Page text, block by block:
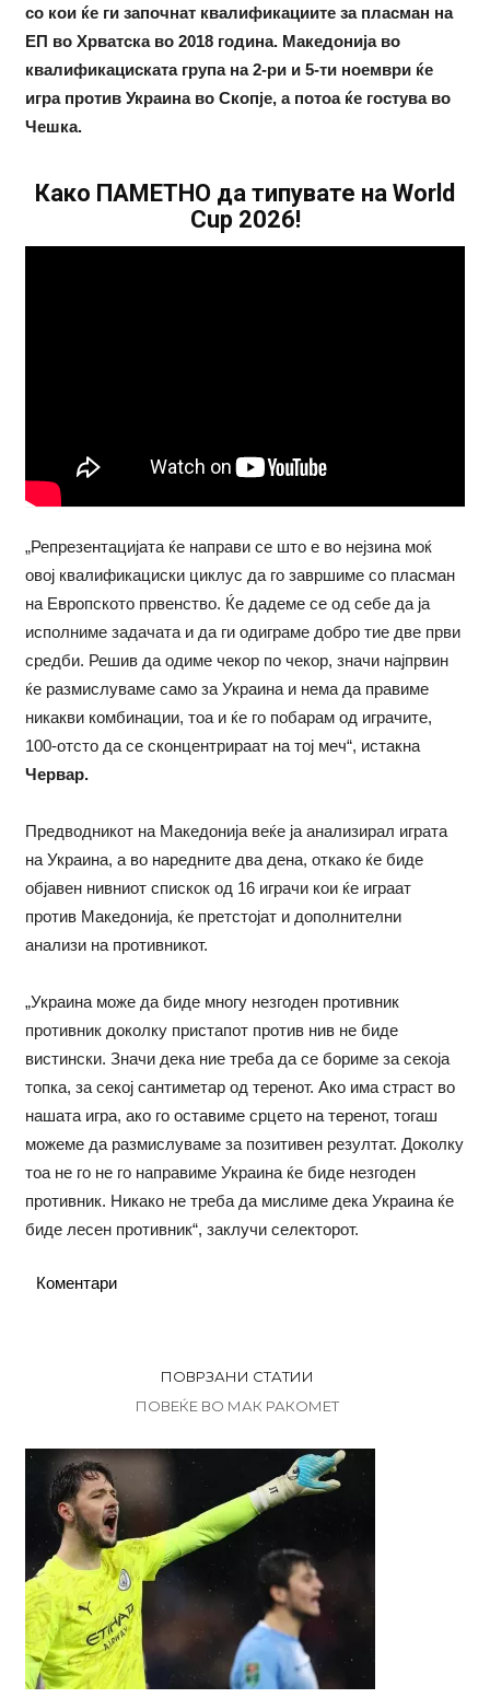
година
Директор на ФИА за драмата во Формула 1: Не можеме да одиме
со кои ќе ги започнат квалификациите за пласман на
ЕП во Хрватска во 2018 година. Македонија во
квалификациската група на 2-ри и 5-ти ноември ќе
игра против Украина во Скопје, а потоа ќе гостува во
Чешка.
Како ПАМЕТНО да типувате на World
Cup 2026!
„Репрезентацијата ќе направи се што е во нејзина моќ
овој квалификациски циклус да го завршиме со пласман
на Европското првенство. Ќе дадеме се од себе да ја
исполниме задачата и да ги одиграме добро тие две први
средби. Решив да одиме чекор по чекор, значи најпрвин
ќе размислуваме само за Украина и нема да правиме
никакви комбинации, тоа и ќе го побарам од играчите,
100-отсто да се сконцентрираат на тој меч“, истакна
Червар.
Предводникот на Македонија веќе ја анализирал играта
на Украина, а во наредните два дена, откако ќе биде
објавен нивниот спискок од 16 играчи кои ќе играат
против Македонија, ќе претстојат и дополнителни
анализи на противникот.
„Украина може да биде многу незгоден противник
противник доколку пристапот против нив не биде
вистински. Значи дека ние треба да се бориме за секоја
топка, за секој сантиметар од теренот. Ако има страст во
нашата игра, ако го оставиме срцето на теренот, тогаш
можеме да размислуваме за позитивен резултат. Доколку
тоа не го не го направиме Украина ќе биде незгоден
противник. Никако не треба да мислиме дека Украина ќе
биде лесен противник“, заклучи селекторот.
Коментари
ПОВРЗАНИ СТАТИИ
ПОВЕЌЕ ВО МАК РАКОМЕТ